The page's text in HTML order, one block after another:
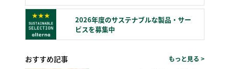
2026年度のサステナブルな製品・サー
ビスを募集中
おすすめ記事 もっと見る >